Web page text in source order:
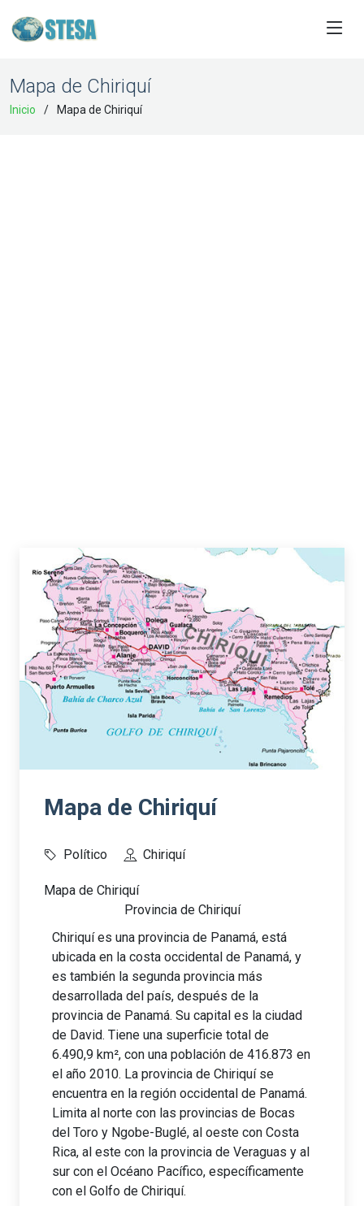
Mapa de Chiriquí
Inicio Mapa de Chiriquí
Mapa de Chiriquí
Político Chiriquí
Mapa de Chiriquí
Provincia de Chiriquí
Chiriquí es una provincia de Panamá, está
ubicada en la costa occidental de Panamá, y
es también la segunda provincia más
desarrollada del país, después de la
provincia de Panamá. Su capital es la ciudad
de David. Tiene una superficie total de
6.490,9 km², con una población de 416.873 en
el año 2010. La provincia de Chiriquí se
encuentra en la región occidental de Panamá.
Limita al norte con las provincias de Bocas
del Toro y Ngobe-Buglé, al oeste con Costa
Rica, al este con la provincia de Veraguas y al
sur con el Océano Pacífico, específicamente
con el Golfo de Chiriquí.